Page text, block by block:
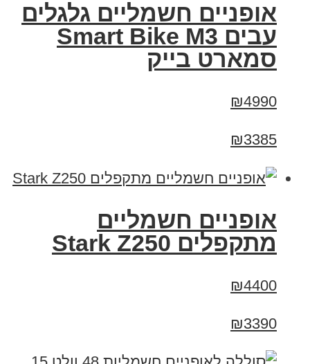
אופניים חשמליים גלגלים
עבים Smart Bike M3
סמארט בייק
₪4990
₪3385
‏אופניים חשמליים
‏מתקפלים Stark Z250
₪4400
₪3390